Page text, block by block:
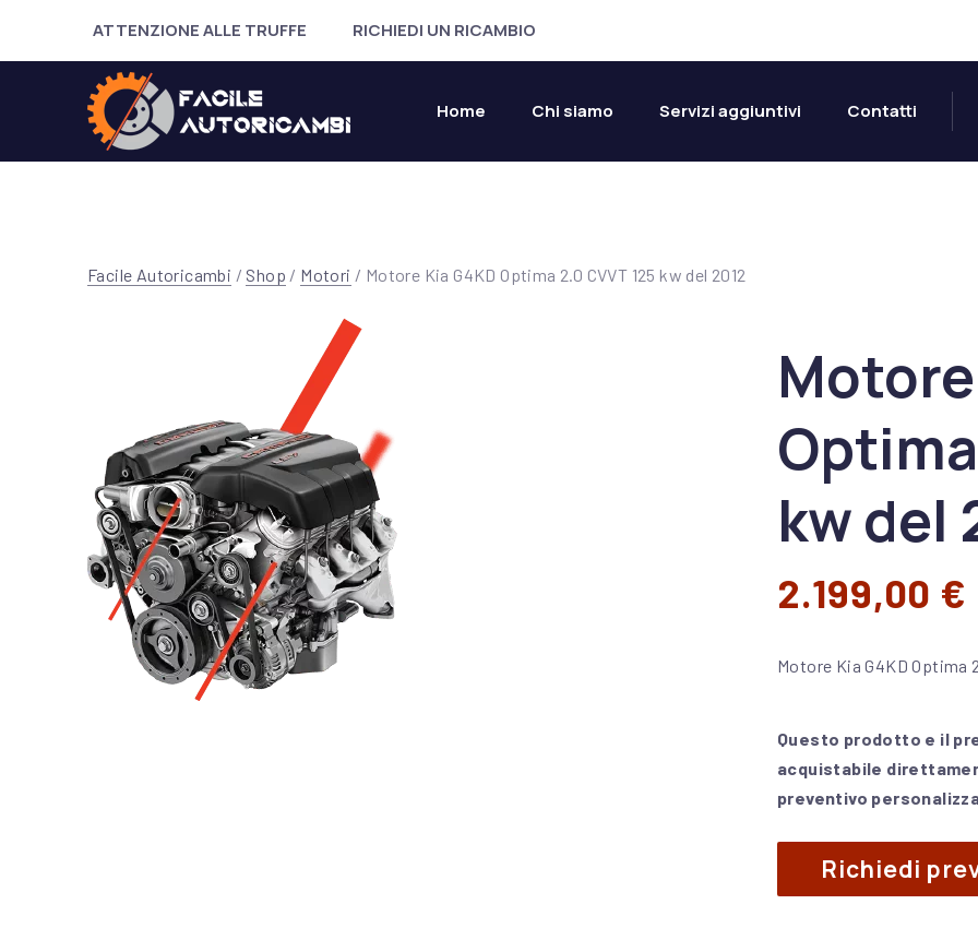
ATTENZIONE ALLE TRUFFE RICHIEDI UN RICAMBIO
Home Chi siamo Servizi aggiuntivi Contatti
Facile Autoricambi / Shop / Motori / Motore Kia G4KD Optima 2.0 CVVT 125 kw del 2012
kw del
2.199,00 €
Motore Kia G4KD Optima
Questo prodotto e il
acquistabile
preventivo
Richiedi